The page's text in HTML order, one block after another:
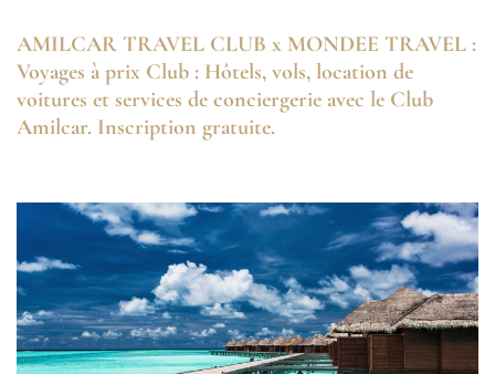
AMILCAR TRAVEL CLUB x MONDEE TRAVEL :
Voyages à prix Club : Hôtels, vols, location de
voitures et services de conciergerie avec le Club
Amilcar. Inscription gratuite.